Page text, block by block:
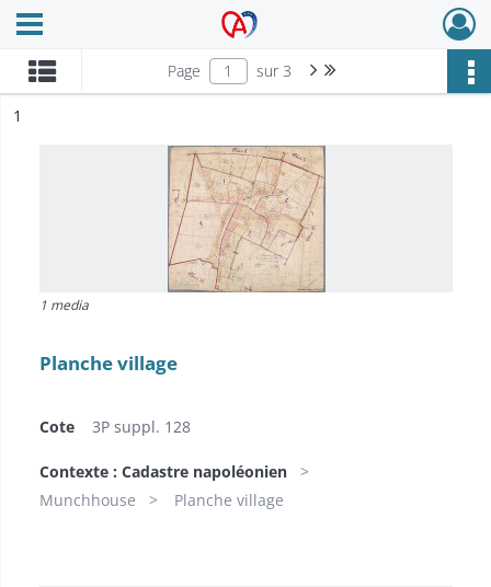
Archives Alsace - Colmar
Ouvrir le menu déroulant
Page sur 3 Page suivante : 1/3
n°
1
1 media
Planche village
Cote 3P suppl. 128
Contexte : Cadastre napoléonien
Munchhouse
Planche village